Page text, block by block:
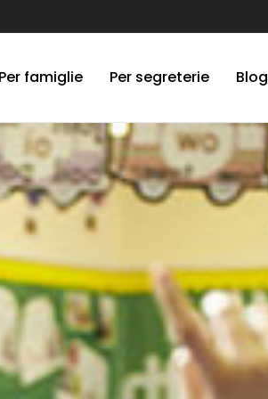
Per famiglie Per segreterie Blog